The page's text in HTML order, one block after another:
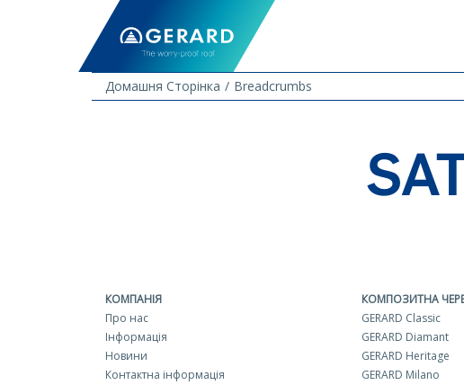
Домашня Сторінка
Breadcrumbs
КОМПАНІЯ
Про нас
Інформація
Новини
Контактна інформація
КОМПОЗИТНА
GERARD Classic
GERARD Diamant
GERARD Heritage
GERARD Milano